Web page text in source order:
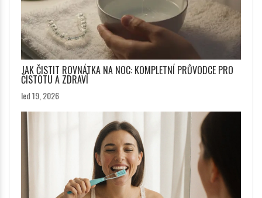
JAK ČISTIT ROVNÁTKA NA NOC: KOMPLETNÍ PRŮVODCE PRO
ČISTOTU A ZDRAVÍ
led 19, 2026